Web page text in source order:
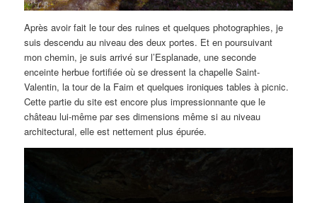
Après avoir fait le tour des ruines et quelques photographies, je
suis descendu au niveau des deux portes. Et en poursuivant
mon chemin, je suis arrivé sur l’Esplanade, une seconde
enceinte herbue fortifiée où se dressent la chapelle Saint-
Valentin, la tour de la Faim et quelques ironiques tables à picnic.
Cette partie du site est encore plus impressionnante que le
château lui-même par ses dimensions même si au niveau
architectural, elle est nettement plus épurée.